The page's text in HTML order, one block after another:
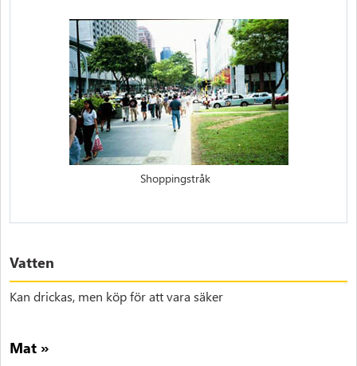
Shoppingstråk
Vatten
Kan drickas, men köp för att vara säker
Mat »